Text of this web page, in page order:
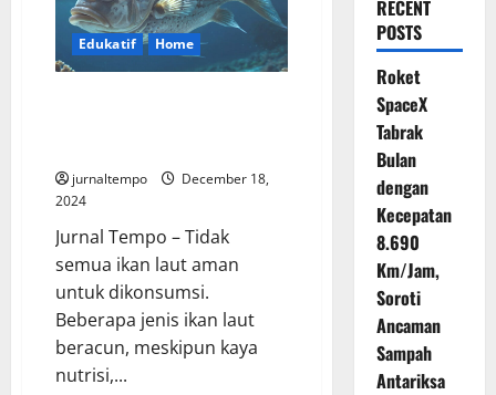
Edukatif Home
jurnaltempo
December 18,
2024
Jurnal Tempo – Tidak
semua ikan laut aman
untuk dikonsumsi.
Beberapa jenis ikan laut
beracun, meskipun kaya
nutrisi,...
RECENT
POSTS
Roket
SpaceX
Tabrak
Bulan
dengan
Kecepatan
8.690
Km/Jam,
Soroti
Ancaman
Sampah
Antariksa